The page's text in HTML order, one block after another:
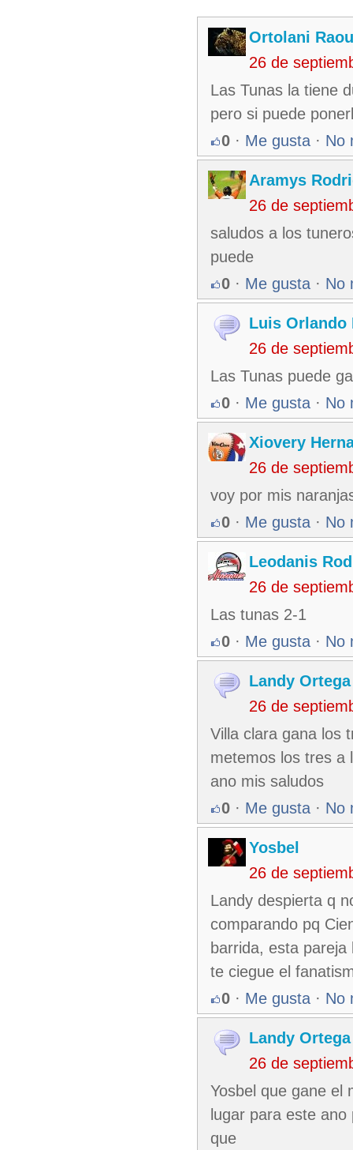
Ortolani
26 de
Las Tunas la tiene
pero si puede
0 · Me gusta · No
Aramys
26 de
saludos a los
puede
0 · Me gusta · No
Luis Orlando
26 de
Las Tunas puede
0 · Me gusta · No
Xiovery
26 de
voy por mis
0 · Me gusta · No
Leodanis
26 de
Las tunas 2-1
0 · Me gusta · No
Landy
26 de
Villa clara gana los
metemos los tres a
ano mis saludos
0 · Me gusta · No
Yosbel
26 de
Landy despierta q
comparando pq
barrida, esta
te ciegue el
0 · Me gusta · No
Landy
26 de
Yosbel que gane el
lugar para este
que